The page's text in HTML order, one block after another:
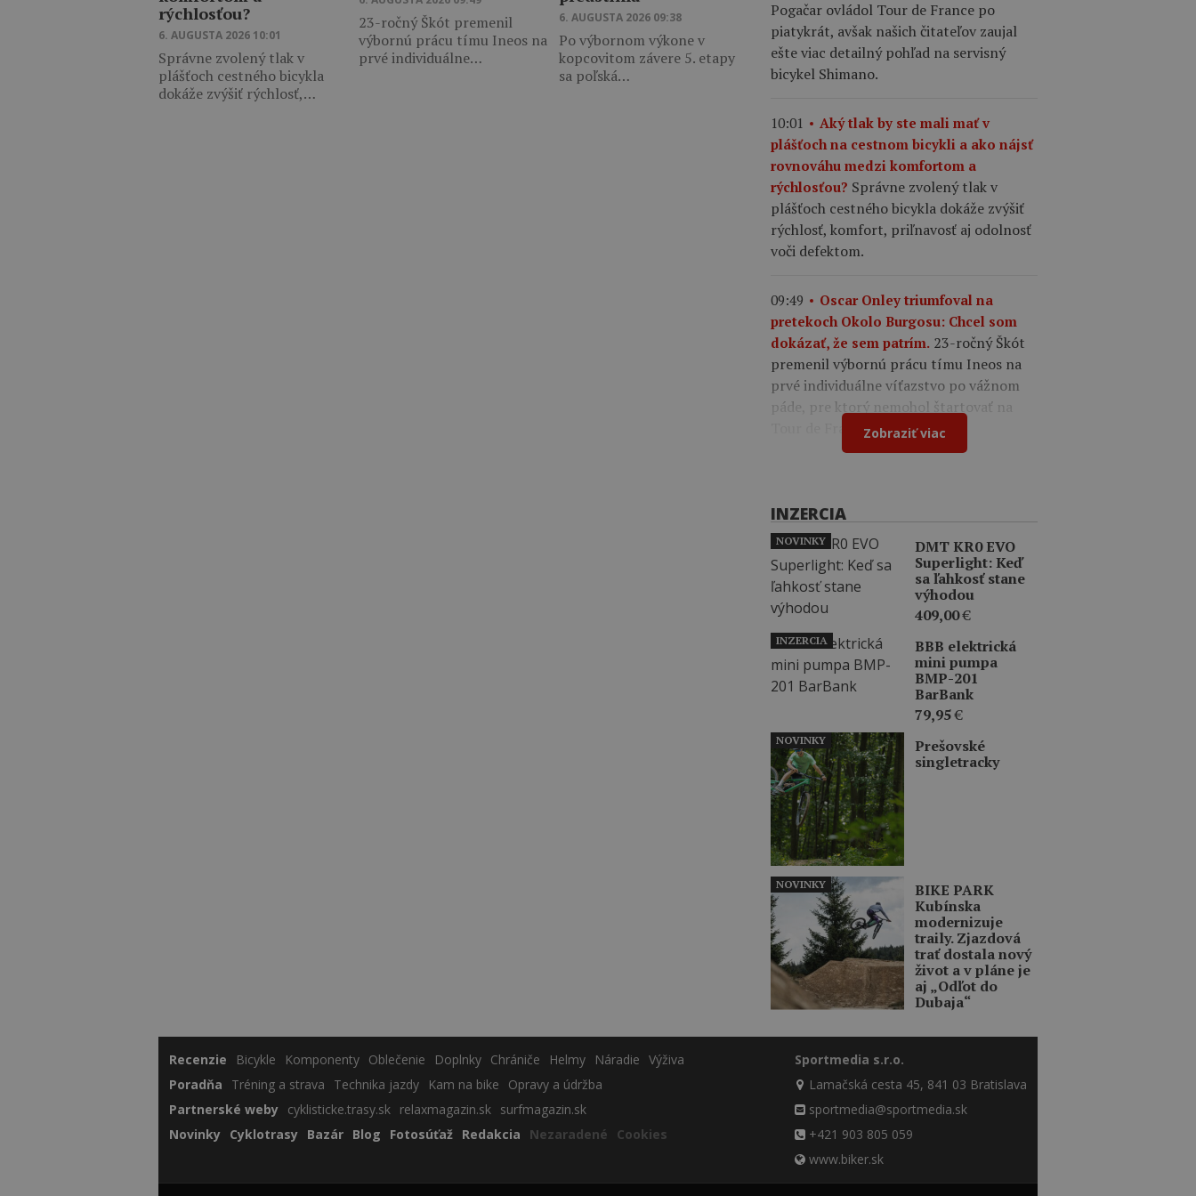
rýchlosťou?
6. AUGUSTA 2026 10:01
Správne zvolený tlak v
plášťoch cestného bicykla
dokáže zvýšiť rýchlosť,…
23-ročný Škót premenil
výbornú prácu tímu Ineos na
prvé individuálne…
6. AUGUSTA 2026 09:38
Po výbornom výkone v
kopcovitom závere 5. etapy
sa poľská…
Pogačar ovládol Tour de France po
piatykrát, avšak našich čitateľov zaujal
ešte viac detailný pohľad na servisný
bicykel Shimano.
10:01
Aký tlak by ste mali mať v
plášťoch na cestnom bicykli a ako nájsť
rovnováhu medzi komfortom a
rýchlosťou? Správne zvolený tlak v
plášťoch cestného bicykla dokáže zvýšiť
rýchlosť, komfort, priľnavosť aj odolnosť
voči defektom.
09:49
Oscar Onley triumfoval na
pretekoch Okolo Burgosu: Chcel som
dokázať, že sem patrím. 23-ročný Škót
premenil výbornú prácu tímu Ineos na
prvé individuálne víťazstvo po vážnom
páde, pre ktorý nemohol štartovať na
Tour de France.Zobraziť viac
INZERCIA
DMT KR0 EVO
Superlight: Keď
sa ľahkosť stane
výhodou
409,00€
NOVINKY
BBB elektrická
mini pumpa
BMP-201
BarBank
79,95€
INZERCIA
Prešovské
singletracky
NOVINKY
BIKE PARK
Kubínska
modernizuje
traily. Zjazdová
trať dostala nový
život a v pláne je
aj „Odľot do
Dubaja“
NOVINKY
Recenzie Bicykle Komponenty Oblečenie Doplnky Chrániče Helmy Náradie Výživa
Poradňa
Tréning a strava Technika jazdy Kam na bike
Opravy a údržba
Partnerské weby cyklisticke.trasy.sk relaxmagazin.sk surfmagazin.sk
Novinky Cyklotrasy Bazár Blog Fotosúťaž Redakcia Nezaradené Cookies
Sportmedia s.r.o.
Lamačská cesta 45, 841 03 Bratislava
sportmedia@sportmedia.sk
+421 903 805 059
www.biker.sk